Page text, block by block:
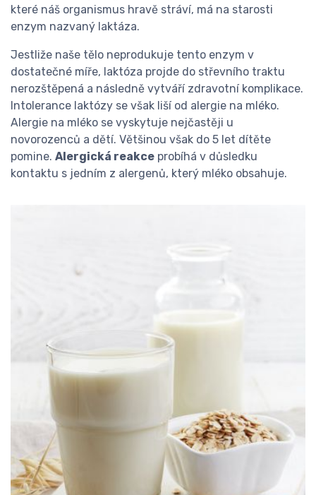
které náš organismus hravě stráví, má na starosti
enzym nazvaný laktáza.
Jestliže naše tělo neprodukuje tento enzym v
dostatečné míře, laktóza projde do střevního traktu
nerozštěpená a následně vytváří zdravotní komplikace.
Intolerance laktózy se však liší od alergie na mléko.
Alergie na mléko se vyskytuje nejčastěji u
novorozenců a dětí. Většinou však do 5 let dítěte
pomine. Alergická reakce probíhá v důsledku
kontaktu s jedním z alergenů, který mléko obsahuje.